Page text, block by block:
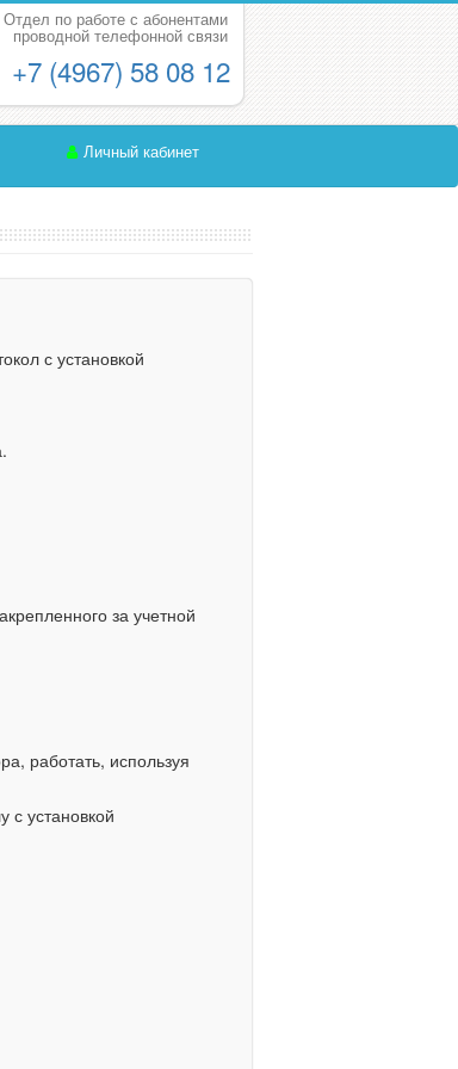
Отдел по работе с абонентами
проводной телефонной связи
+7 (4967) 58 08 12
Личный кабинет
с установкой
за учетной
работать, используя
с установкой